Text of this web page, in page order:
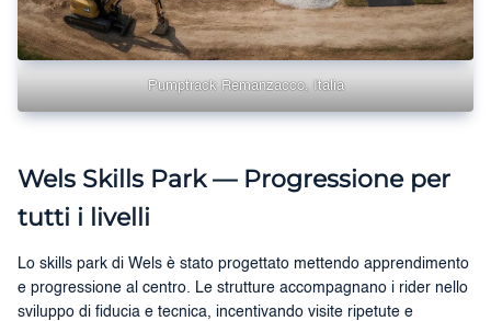
Pumptrack Remanzacco, Italia
Wels Skills Park — Progressione per
tutti i livelli
Lo skills park di Wels è stato progettato mettendo apprendimento
e progressione al centro. Le strutture accompagnano i rider nello
sviluppo di fiducia e tecnica, incentivando visite ripetute e